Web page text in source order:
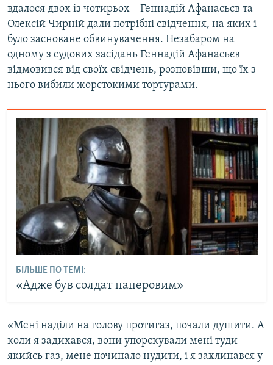
вдалося двох із чотирьох ‒ Геннадій Афанасьєв та
Олексій Чирній дали потрібні свідчення, на яких і
було засноване обвинувачення. Незабаром на
одному з судових засідань Геннадій Афанасьєв
відмовився від своїх свідчень, розповівши, що їх з
нього вибили жорстокими тортурами.
БІЛЬШЕ ПО ТЕМІ:
«Адже був солдат паперовим»
«Мені наділи на голову протигаз, почали душити. А
коли я задихався, вони упорскували мені туди
якийсь газ, мене починало нудити, і я захлинався у